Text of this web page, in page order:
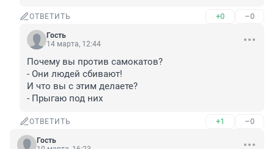
ОТВЕТИТЬ +0 –0
Гость
14 марта, 12:44
Почему вы против самокатов?
- Они людей сбивают!
И что вы с этим делаете?
- Прыгаю под них
ОТВЕТИТЬ +1 –0
Гость